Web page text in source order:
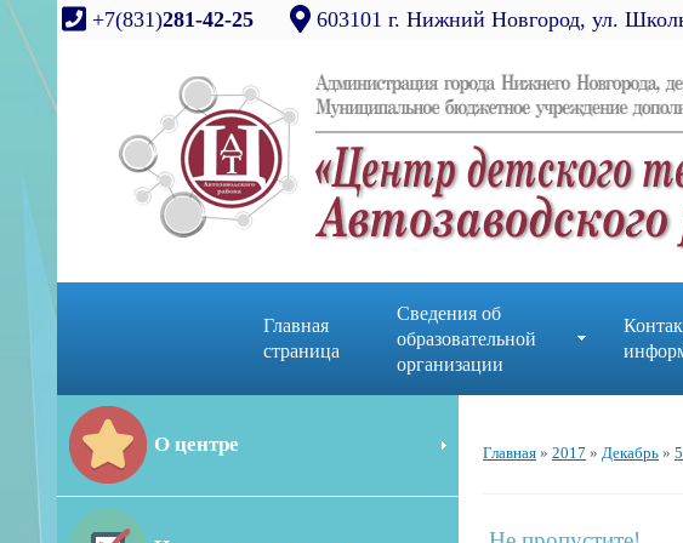
+7(831)281-42-25 603101 г. Нижний Новгород, ул.
Главная
страница
Сведения об
образовательной
организации
О центре Главная » 2017 » Декабрь » 5